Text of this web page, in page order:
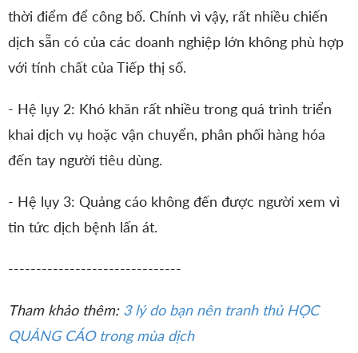
thời điểm để công bố. Chính vì vậy, rất nhiều chiến
dịch sẵn có của các doanh nghiệp lớn không phù hợp
với tính chất của Tiếp thị số.
- Hệ lụy 2: Khó khăn rất nhiều trong quá trình triển
khai dịch vụ hoặc vận chuyển, phân phối hàng hóa
đến tay người tiêu dùng.
- Hệ lụy 3: Quảng cáo không đến được người xem vì
tin tức dịch bệnh lấn át.
-------------------------------
Tham khảo thêm: 3 lý do bạn nên tranh thủ HỌC
QUẢNG CÁO trong mùa dịch